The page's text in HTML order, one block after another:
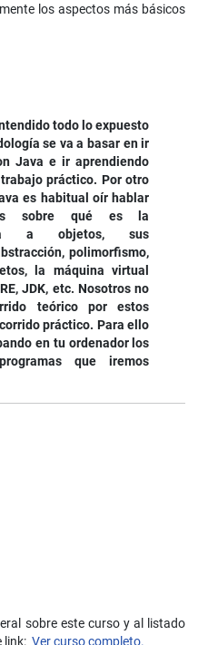
los aspectos más básicos
todo lo expuesto
se va a basar en ir
Java e ir aprendiendo
práctico. Por otro
es habitual oír hablar
sobre qué es la
a objetos, sus
polimorfismo,
la máquina virtual
JDK, etc. Nosotros no
teórico por estos
práctico. Para ello
en tu ordenador los
que iremos
sobre este curso y al listado
link: Ver curso completo.